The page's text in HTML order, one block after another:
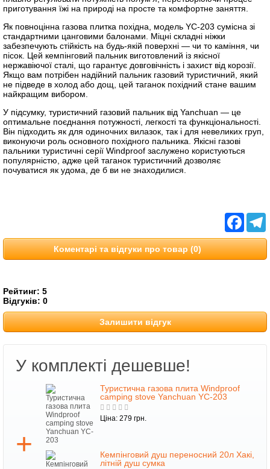
приготування їжі на природі на просте та комфортне заняття.
Як повноцінна газова плитка похідна, модель YC-203 сумісна зі
стандартними цанговими балонами. Міцні складні ніжки
забезпечують стійкість на будь-якій поверхні — чи то каміння, чи
пісок. Цей кемпінговий пальник виготовлений із якісної
нержавіючої сталі, що гарантує довговічність і захист від корозії.
Якщо вам потрібен надійний пальник газовий туристичний, який
не підведе в холод або дощ, цей таганок похідний стане вашим
найкращим вибором.
У підсумку, туристичний газовий пальник від Yanchuan — це
оптимальне поєднання потужності, легкості та функціональності.
Він підходить як для одиночних вилазок, так і для невеликих груп,
виконуючи роль основного похідного пальника. Якісні газові
пальники туристичні серії Windproof заслужено користуються
популярністю, адже цей таганок туристичний дозволяє
почуватися як удома, де б ви не знаходилися.
Коментарі та відгуки про товар (0)
Рейтинг: 5
Відгуків: 0
Залишити відгук
У комплекті дешевше!
Туристична газова плита Windproof
camping stove Yanchuan YC-203
Ціна: 279 грн.
Кемпінговий душ переносний 20л Хакі,
літній душ сумка